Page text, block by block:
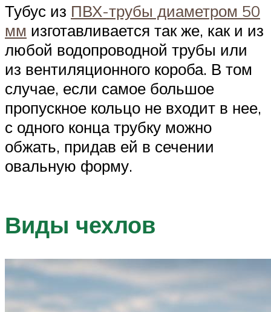
Тубус из ПВХ-трубы диаметром 50
мм изготавливается так же, как и из
любой водопроводной трубы или
из вентиляционного короба. В том
случае, если самое большое
пропускное кольцо не входит в нее,
с одного конца трубку можно
обжать, придав ей в сечении
овальную форму.
Виды чехлов